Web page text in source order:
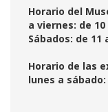
Horario del
a viernes: de 10
Sábados: de 11
Horario de las
lunes a sábado: